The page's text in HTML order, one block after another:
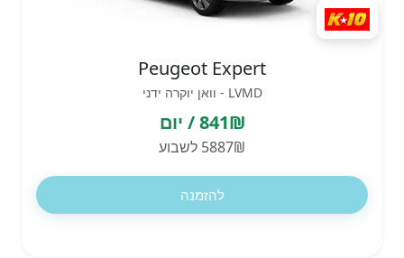
Peugeot Expert
LVMD - וואן יוקרה ידני
841₪ / יום
5887₪ לשבוע
להזמנה